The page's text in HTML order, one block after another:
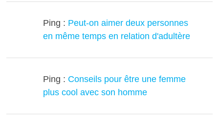
Ping : Peut-on aimer deux personnes
en même temps en relation d'adultère
Ping : Conseils pour être une femme
plus cool avec son homme